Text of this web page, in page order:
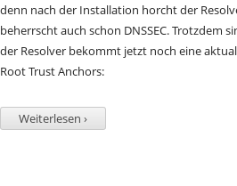
denn nach der Installation horcht der
beherrscht auch schon DNSSEC. Trotzdem
der Resolver bekommt jetzt noch eine
Root Trust Anchors:
Weiterlesen ›